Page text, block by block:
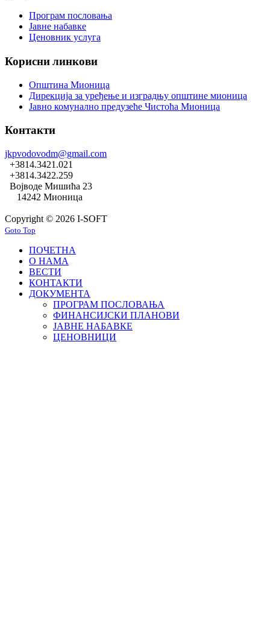
Програм пословања
Јавне набавке
Ценовник услуга
Корисни линкови
Општина Мионица
Дирекција за уређење и изградњу општине мионица
Јавно комунално предузеће Чистоћа Мионица
Контакти
jkpvodovodm@gmail.com
+3814.3421.021
+3814.3422.259
Војводе Мишића 23
14242 Мионица
Copyright © 2026 I-SOFT
Goto Top
ПОЧЕТНА
О НАМА
ВЕСТИ
КОНТАКТИ
ДОКУМЕНТА
ПРОГРАМ ПОСЛОВАЊА
ФИНАНСИЈСКИ ПЛАНОВИ
ЈАВНЕ НАБАВКЕ
ЦЕНОВНИЦИ